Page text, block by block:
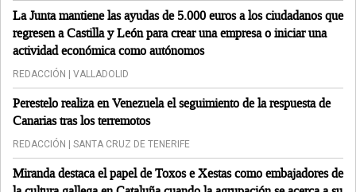
La Junta mantiene las ayudas de 5.000 euros a los ciudadanos que
regresen a Castilla y León para crear una empresa o iniciar una
actividad económica como autónomos
REDACCIÓN | VALLADOLID
Perestelo realiza en Venezuela el seguimiento de la respuesta de
Canarias tras los terremotos
REDACCIÓN | SANTA CRUZ DE TENERIFE
Miranda destaca el papel de Toxos e Xestas como embajadores de